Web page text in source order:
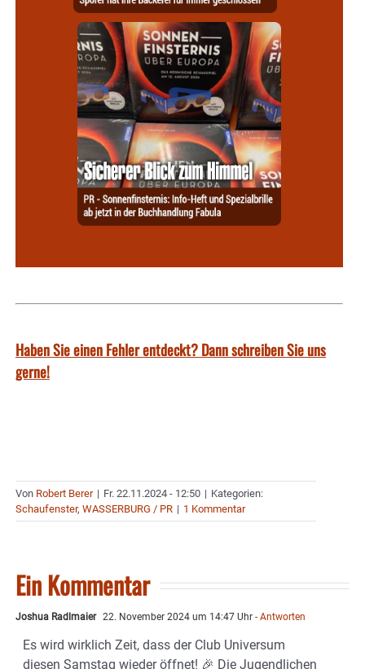
Haben Sie einen Fehler entdeckt? Dann schreiben Sie uns
gerne!
Von Robert Berer | Fr. 22.11.2024 - 12:50 | Kategorien:
Schaufenster, WASSERBURG / PR | 1 Kommentar
Ein Kommentar
Joshua Radlmaier 22. November 2024 um 14:47 Uhr - Antworten
Es wird wirklich Zeit, dass der Club Universum
diesen Samstag wieder öffnet! 🎉 Die Jugendlichen